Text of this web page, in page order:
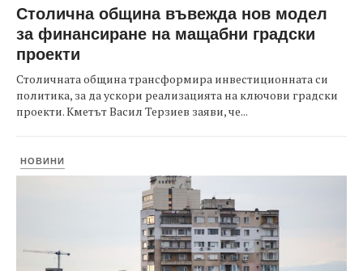
Столична община въвежда нов модел
за финансиране на мащабни градски
проекти
Столичната община трансформира инвестиционната си
политика, за да ускори реализацията на ключови градски
проекти. Кметът Васил Терзиев заяви, че...
НОВИНИ